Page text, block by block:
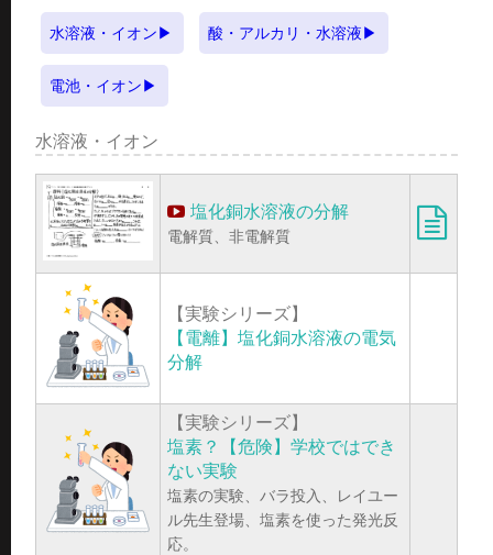
水溶液・イオン 酸・アルカリ・水溶液
電池・イオン
水溶液・イオン
塩化銅水溶液の分解
電解質、非電解質
【実験シリーズ】
【電離】塩化銅水溶液の電気
分解
【実験シリーズ】
塩素？【危険】学校ではでき
ない実験
塩素の実験、バラ投入、レイユー
ル先生登場、塩素を使った発光反
応。